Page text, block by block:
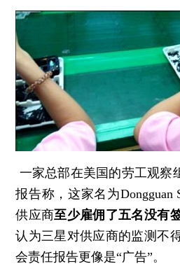
一家总部在美国的劳工观察
报告称，这家名为Dongguan
供应商至少雇佣了五名没有
认为三星对供应商的监测不
会责任报告更像是“广告”。